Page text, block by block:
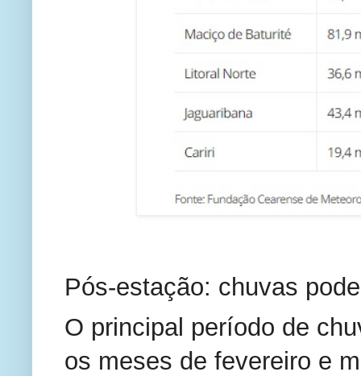
Pós-estação: chuvas
O principal período de
os meses de fevereiro e